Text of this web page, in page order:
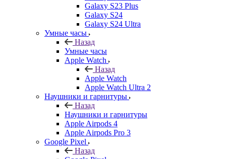
Galaxy S23 Plus
Galaxy S24
Galaxy S24 Ultra
Умные часы
Назад
Умные часы
Apple Watch
Назад
Apple Watch
Apple Watch Ultra 2
Наушники и гарнитуры
Назад
Наушники и гарнитуры
Apple Airpods 4
Apple Airpods Pro 3
Google Pixel
Назад